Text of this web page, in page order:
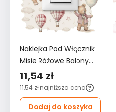
Naklejka Pod Włącznik
Misie Różowe Balony
Chmurki 20x20
Gwiazdki Boho Dla
Dzieci
11,54 zł
11,54 zł najniższa cena
Dodaj do koszyka